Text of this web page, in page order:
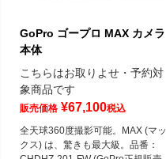
GoPro ゴープロ MAX カメラ
本体
こちらはお取りよせ・予約対
象商品です
販売価格 ¥67,100税込
全天球360度撮影可能。MAX (マッ
クス) は、驚きも最大級。品番：